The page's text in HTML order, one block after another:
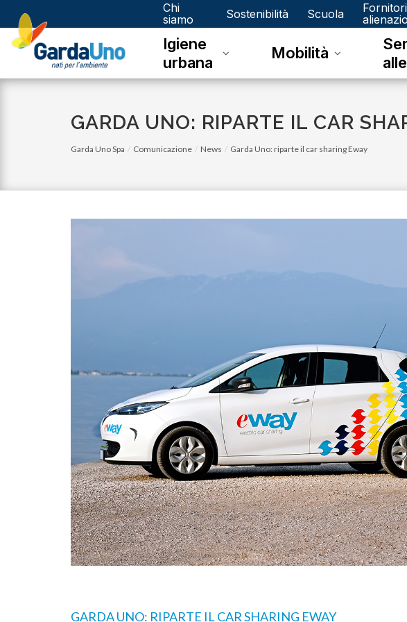
Gardauno
Spa
Chi
siamo
Sostenibilità Scuola
Igiene
urbana
Mobilità
GARDA UNO: RIPARTE IL CAR
Garda Uno Spa Comunicazione News Garda Uno: riparte il car sharing Eway
GARDA UNO: RIPARTE IL CAR SHARING EWAY
Video:
2024